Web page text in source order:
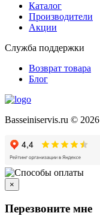
Каталог
Производители
Акции
Служба поддержки
Возврат товара
Блог
Basseiniservis.ru © 2026
×
Перезвоните мне